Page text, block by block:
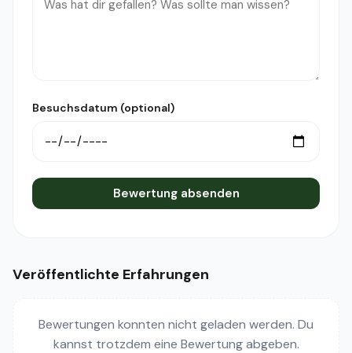
Besuchsdatum (optional)
Bewertung absenden
Veröffentlichte Erfahrungen
Bewertungen konnten nicht geladen werden. Du
kannst trotzdem eine Bewertung abgeben.